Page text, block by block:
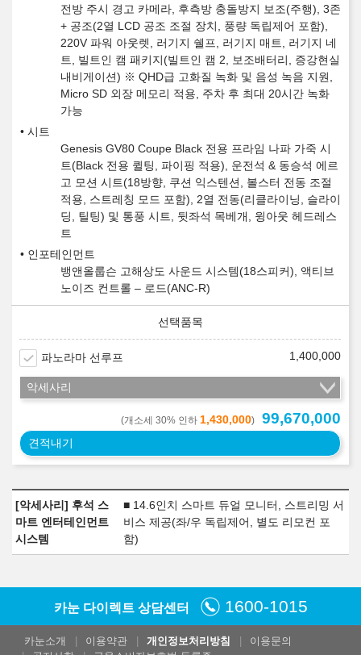
전방 주시 경고 카메라, 후측방 충돌방지 보조(주행), 3존
+ 공조(2열 LCD 공조 조절 장치, 풍량 독립제어 포함),
220V 파워 아웃렛, 러기지 쉘프, 러기지 매트, 러기지 네
트, 빌트인 캠 패키지(빌트인 캠 2, 보조배터리, 증강현실
내비게이션) ※ QHD급 고화질 녹화 및 음성 녹음 지원,
Micro SD 외장 메모리 적용, 주차 후 최대 20시간 녹화
가능
시트
Genesis GV80 Coupe Black 전용 프라임 나파 가죽 시
트(Black 전용 퀼팅, 파이핑 적용), 운전석 & 동승석 에르
고 모션 시트(18방향, 쿠션 익스텐션, 볼스터 전동 조절
적용, 스트레칭 모드 포함), 2열 전동(리클라이닝, 슬라이
딩, 틸팅) 및 통풍 시트, 뒷좌석 목베개, 윙아웃 헤드레스
트
인포테인먼트
뱅앤올룹슨 고해상도 사운드 시스템(18스피커), 액티브
노이즈 컨트롤 – 로드(ANC-R)
파노라마 선루프 1,400,000
악세사리
(개소세 30% 인하 1,430,000) 99,670,000
견적내기
[악세사리] 후석 스
마트 엔터테인먼트
시스템
■ 14.6인치 스마트 듀얼 모니터, 스트리밍 서
비스 제공(좌/우 독립제어, 별도 리모컨 포
함)
카눈 다이렉트 상담센터 1600-1015
카눈소개 이용약관 개인정보처리방침
이용문의